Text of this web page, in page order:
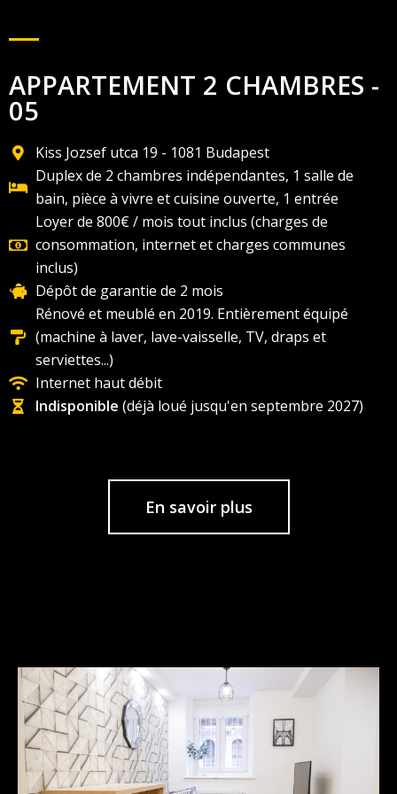
APPARTEMENT 2 CHAMBRES -
05
Kiss Jozsef utca 19 - 1081 Budapest
Duplex de 2 chambres indépendantes, 1 salle de
bain, pièce à vivre et cuisine ouverte, 1 entrée
Loyer de 800€ / mois tout inclus (charges de
consommation, internet et charges communes
inclus)
Dépôt de garantie de 2 mois
Rénové et meublé en 2019. Entièrement équipé
(machine à laver, lave-vaisselle, TV, draps et
serviettes...)
Internet haut débit
Indisponible(déjà loué jusqu'en septembre 2027)
En savoir plus